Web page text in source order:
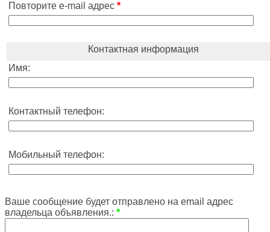
Повторите e-mail адрес *
Контактная информация
Имя:
Контактный телефон:
Мобильный телефон:
Ваше сообщение будет отправлено на email адрес
владельца объявления.: *